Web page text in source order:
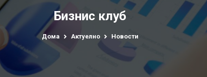
Бизнис клуб
Дома Актуелно Новости